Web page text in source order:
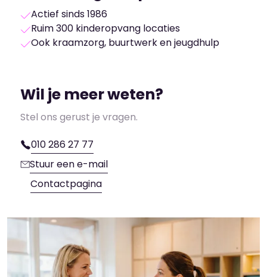
Actief sinds 1986
Ruim 300 kinderopvang locaties
Ook kraamzorg, buurtwerk en jeugdhulp
Wil je meer weten?
Stel ons gerust je vragen.
010 286 27 77
Stuur een e-mail
Contactpagina